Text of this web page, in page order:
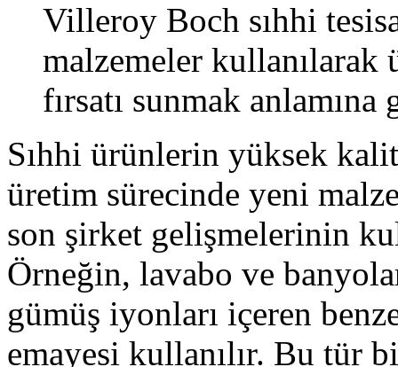
Villeroy Boch sıhhi
malzemeler
fırsatı sunmak anlamına
Sıhhi ürünlerin yüksek
üretim sürecinde yeni
son şirket gelişmelerinin
Örneğin, lavabo ve
gümüş iyonları içeren
emayesi kullanılır. Bu tür